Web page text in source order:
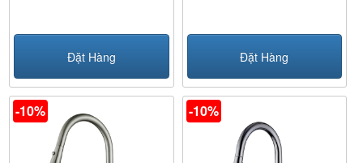
Đặt Hàng Đặt Hàng
-10% -10%